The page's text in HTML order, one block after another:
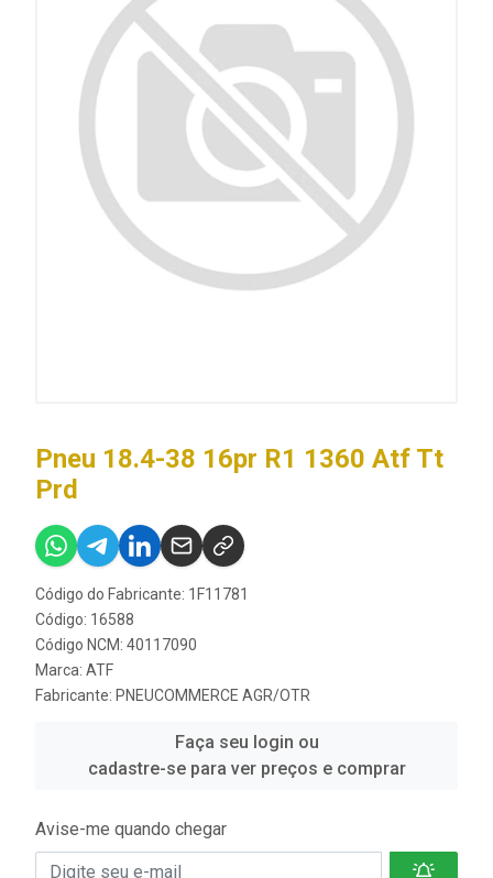
Pneu 18.4-38 16pr R1 1360 Atf Tt
Prd
Código do Fabricante: 1F11781
Código: 16588
Código NCM: 40117090
Marca: ATF
Fabricante: PNEUCOMMERCE AGR/OTR
Faça seu login ou
cadastre-se para ver preços e comprar
Avise-me quando chegar